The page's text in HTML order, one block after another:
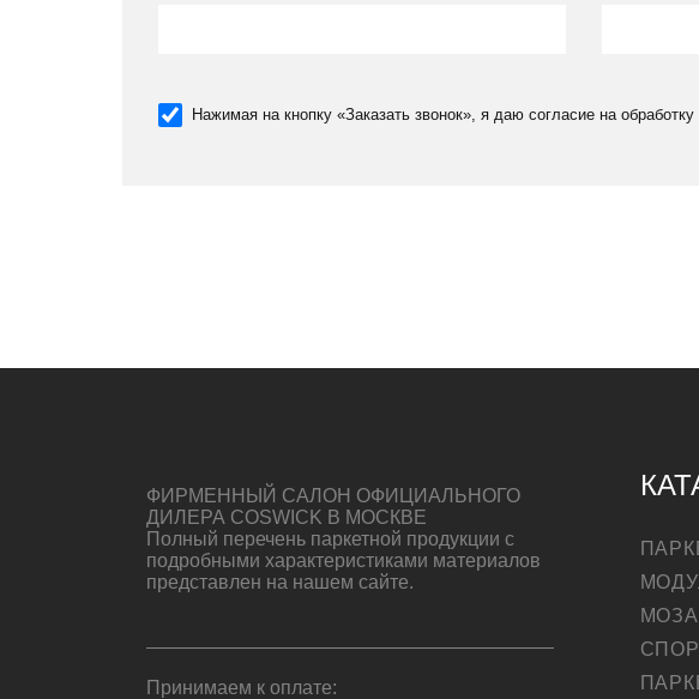
Нажимая на кнопку «Заказать звонок», я даю согласие на
ФИРМЕННЫЙ САЛОН ОФИЦИАЛЬНОГО
ДИЛЕРА COSWICK В МОСКВЕ
Полный перечень паркетной продукции с
подробными характеристиками материалов
представлен на нашем сайте.
Принимаем к оплате: